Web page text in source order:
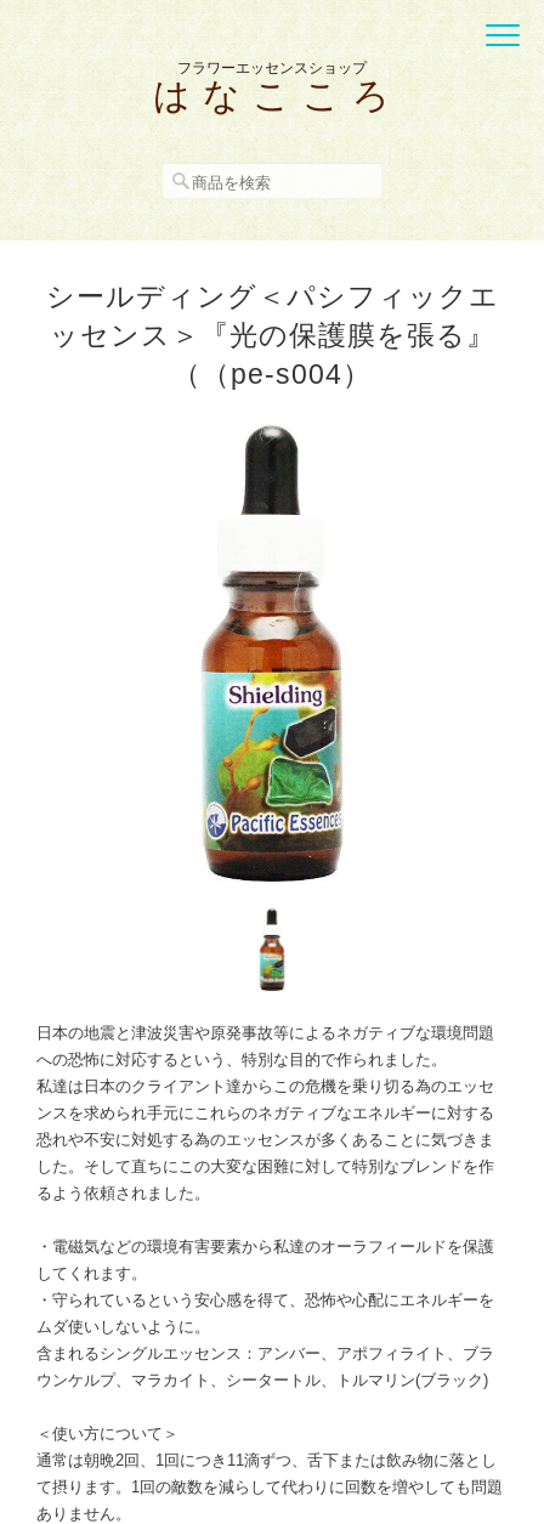
フラワーエッセンスショップ
は な こ こ ろ
シールディング＜パシフィックエ
ッセンス＞『光の保護膜を張る』
（（pe-s004）
日本の地震と津波災害や原発事故等によるネガティブな環境問題
への恐怖に対応するという、特別な目的で作られました。
私達は日本のクライアント達からこの危機を乗り切る為のエッセ
ンスを求められ手元にこれらのネガティブなエネルギーに対する
恐れや不安に対処する為のエッセンスが多くあることに気づきま
した。そして直ちにこの大変な困難に対して特別なブレンドを作
るよう依頼されました。
・電磁気などの環境有害要素から私達のオーラフィールドを保護
してくれます。
・守られているという安心感を得て、恐怖や心配にエネルギーを
ムダ使いしないように。
含まれるシングルエッセンス：アンバー、アポフィライト、ブラ
ウンケルプ、マラカイト、シータートル、トルマリン(ブラック)
＜使い方について＞
通常は朝晩2回、1回につき11滴ずつ、舌下または飲み物に落とし
て摂ります。1回の敵数を減らして代わりに回数を増やしても問題
ありません。